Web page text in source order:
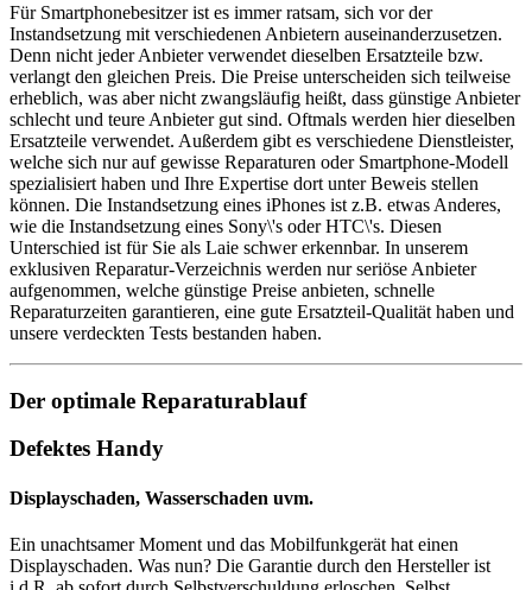
Für Smartphonebesitzer ist es immer ratsam, sich vor der
Instandsetzung mit verschiedenen Anbietern auseinanderzusetzen.
Denn nicht jeder Anbieter verwendet dieselben Ersatzteile bzw.
verlangt den gleichen Preis. Die Preise unterscheiden sich teilweise
erheblich, was aber nicht zwangsläufig heißt, dass günstige Anbieter
schlecht und teure Anbieter gut sind. Oftmals werden hier dieselben
Ersatzteile verwendet. Außerdem gibt es verschiedene Dienstleister,
welche sich nur auf gewisse Reparaturen oder Smartphone-Modell
spezialisiert haben und Ihre Expertise dort unter Beweis stellen
können. Die Instandsetzung eines iPhones ist z.B. etwas Anderes,
wie die Instandsetzung eines Sony\'s oder HTC\'s. Diesen
Unterschied ist für Sie als Laie schwer erkennbar. In unserem
exklusiven Reparatur-Verzeichnis werden nur seriöse Anbieter
aufgenommen, welche günstige Preise anbieten, schnelle
Reparaturzeiten garantieren, eine gute Ersatzteil-Qualität haben und
unsere verdeckten Tests bestanden haben.
Der optimale Reparaturablauf
Defektes Handy
Displayschaden, Wasserschaden uvm.
Ein unachtsamer Moment und das Mobilfunkgerät hat einen
Displayschaden. Was nun? Die Garantie durch den Hersteller ist